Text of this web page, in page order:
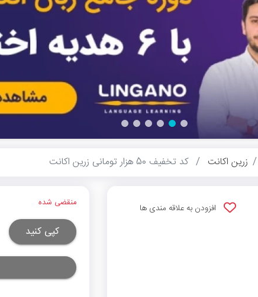
زرین اکانت کد تخفیف 50 هزار تومانی زرین اکانت
افزودن به علاقه مندی ها منقضی شده
کپی کنید